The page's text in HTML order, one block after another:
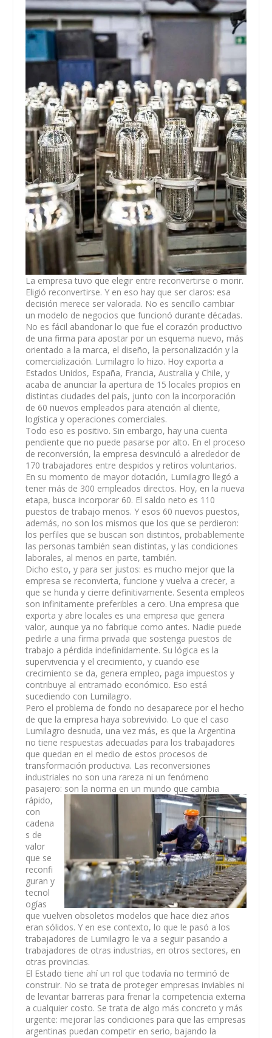
La empresa tuvo que elegir entre reconvertirse o morir.
Eligió reconvertirse. Y en eso hay que ser claros: esa
decisión merece ser valorada. No es sencillo cambiar
un modelo de negocios que funcionó durante décadas.
No es fácil abandonar lo que fue el corazón productivo
de una firma para apostar por un esquema nuevo, más
orientado a la marca, el diseño, la personalización y la
comercialización. Lumilagro lo hizo. Hoy exporta a
Estados Unidos, España, Francia, Australia y Chile, y
acaba de anunciar la apertura de 15 locales propios en
distintas ciudades del país, junto con la incorporación
de 60 nuevos empleados para atención al cliente,
logística y operaciones comerciales.
Todo eso es positivo. Sin embargo, hay una cuenta
pendiente que no puede pasarse por alto. En el proceso
de reconversión, la empresa desvinculó a alrededor de
170 trabajadores entre despidos y retiros voluntarios.
En su momento de mayor dotación, Lumilagro llegó a
tener más de 300 empleados directos. Hoy, en la nueva
etapa, busca incorporar 60. El saldo neto es 110
puestos de trabajo menos. Y esos 60 nuevos puestos,
además, no son los mismos que los que se perdieron:
los perfiles que se buscan son distintos, probablemente
las personas también sean distintas, y las condiciones
laborales, al menos en parte, también.
Dicho esto, y para ser justos: es mucho mejor que la
empresa se reconvierta, funcione y vuelva a crecer, a
que se hunda y cierre definitivamente. Sesenta empleos
son infinitamente preferibles a cero. Una empresa que
exporta y abre locales es una empresa que genera
valor, aunque ya no fabrique como antes. Nadie puede
pedirle a una firma privada que sostenga puestos de
trabajo a pérdida indefinidamente. Su lógica es la
supervivencia y el crecimiento, y cuando ese
crecimiento se da, genera empleo, paga impuestos y
contribuye al entramado económico. Eso está
sucediendo con Lumilagro.
Pero el problema de fondo no desaparece por el hecho
de que la empresa haya sobrevivido. Lo que el caso
Lumilagro desnuda, una vez más, es que la Argentina
no tiene respuestas adecuadas para los trabajadores
que quedan en el medio de estos procesos de
transformación productiva. Las reconversiones
industriales no son una rareza ni un fenómeno
pasajero: son la norma en un mundo que cambia
rápido,
con
cadena
s de
valor
que se
reconfi
guran y
tecnol
ogías
que vuelven obsoletos modelos que hace diez años
eran sólidos. Y en ese contexto, lo que le pasó a los
trabajadores de Lumilagro le va a seguir pasando a
trabajadores de otras industrias, en otros sectores, en
otras provincias.
El Estado tiene ahí un rol que todavía no terminó de
construir. No se trata de proteger empresas inviables ni
de levantar barreras para frenar la competencia externa
a cualquier costo. Se trata de algo más concreto y más
urgente: mejorar las condiciones para que las empresas
argentinas puedan competir en serio, bajando la